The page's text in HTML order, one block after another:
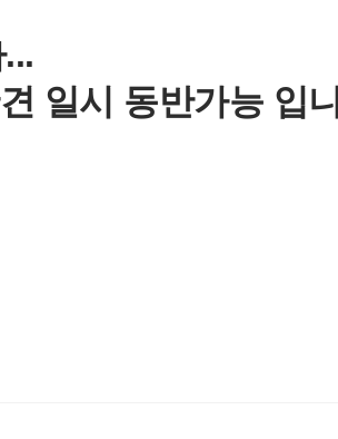
일시 동반가능 입